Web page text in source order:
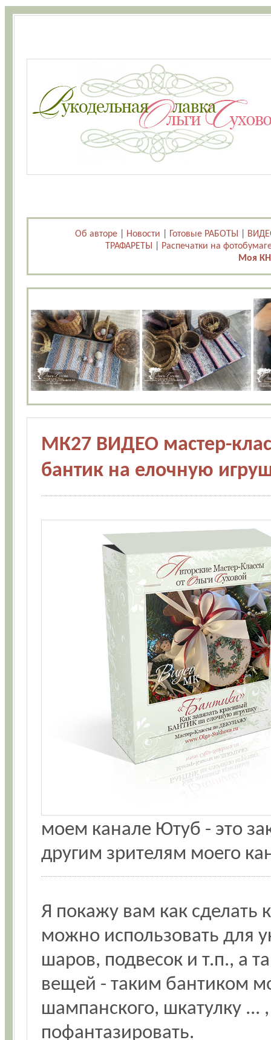
Об авторе Новости Готовые РАБОТЫ
ТРАФАРЕТЫ
Распечатки на
Моя
МК27 ВИДЕО мастер-
бантик на елочную
моем канале Ютуб - это
другим зрителям моего
Я покажу вам как сделать
можно использовать для
шаров, подвесок и т.п., а
вещей - таким бантиком
шампанского, шкатулку
пофантазировать.